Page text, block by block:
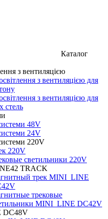
Каталог
з вентиляцією
з вентиляцією для
з вентиляцією для
стель
48V
24V
220V
220V
светильники 220V
TRACK
трек MINI_LINE
трековые
MINI_LINE DC42V
DC48V